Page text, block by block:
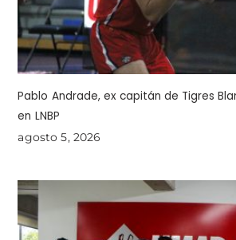
Pablo Andrade, ex capitán de Tigres
en LNBP
agosto 5, 2026